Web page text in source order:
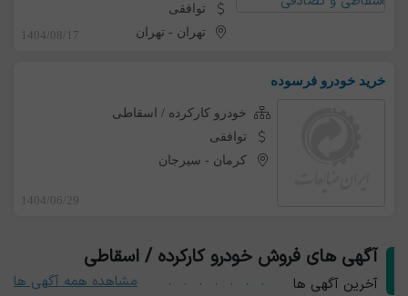
توافقی
تهران -تهران 1404/08/17
خرید خودرو فرسوده
خودرو کارکرده / اسقاطی
توافقی
کرمان - سیرجان
1404/06/29
آگهی های فروش خودرو کارکرده / اسقاطی
آخرین آگهی ها مشاهده همه آگهی ها